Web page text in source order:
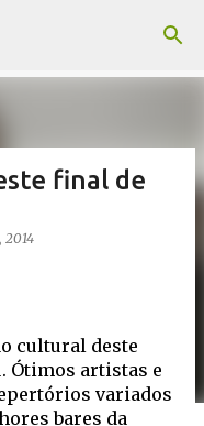
principal
final de
2014
cultural deste
Ótimos artistas e
variados
bares da